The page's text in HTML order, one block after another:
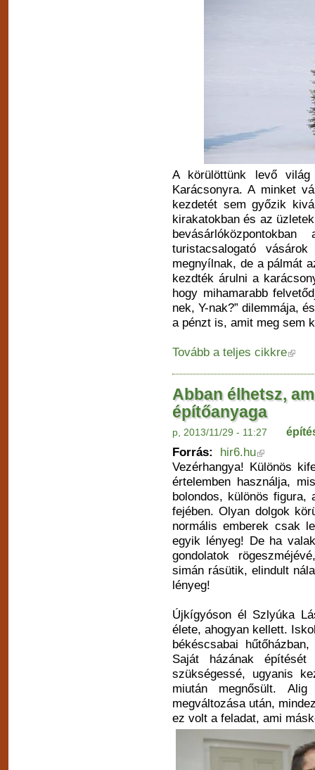
A körülöttünk levő
Karácsonyra. A minket
kezdetét sem győzik
kirakatokban és az
turistacsalogató
megnyílnak, de a pálmát
kezdték árulni a
hogy mihamarabb
nek, Y-nak?” dilemmája,
a pénzt is, amit meg sem
Tovább a teljes cikkre
Abban élhetsz,
építőanyaga
p, 2013/11/29 - 11:27
Forrás:
hir6.hu
Vezérhangya! Különös
értelemben használja,
bolondos, különös figura,
fejében. Olyan dolgok
normális emberek csak
egyik lényeg! De ha
gondolatok
simán rásütik, elindult
lényeg!
Újkígyóson él Szlyúka
élete, ahogyan kellett.
békéscsabai
Saját házának építését
szükségessé, ugyanis
miután megnősült.
megváltozása után,
ez volt a feladat, ami